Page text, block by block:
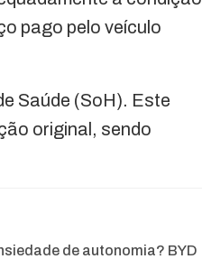
pago pelo veículo
Saúde (SoH). Este
original, sendo
de autonomia? BYD